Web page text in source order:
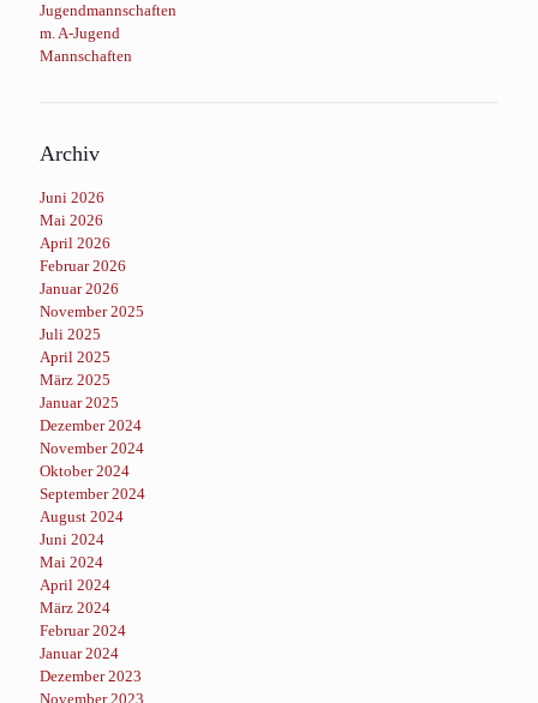
Jugendmannschaften
m. A-Jugend
Mannschaften
Archiv
Juni 2026
Mai 2026
April 2026
Februar 2026
Januar 2026
November 2025
Juli 2025
April 2025
März 2025
Januar 2025
Dezember 2024
November 2024
Oktober 2024
September 2024
August 2024
Juni 2024
Mai 2024
April 2024
März 2024
Februar 2024
Januar 2024
Dezember 2023
November 2023